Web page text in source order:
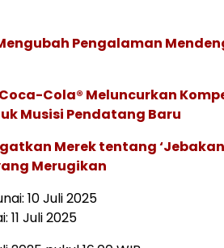
Pengalaman
Cola® Meluncurkan
Musisi Pendatang Baru
Merek tentang ‘Jebakan
Merugikan
10 Juli 2025
11 Juli 2025